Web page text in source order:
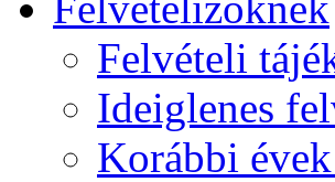
Felvételi
Ideiglenes
Korábbi